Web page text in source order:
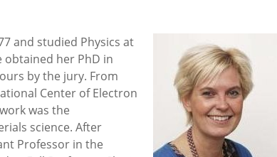
and studied Physics at
obtained her PhD in
by the jury. From
Center of Electron
was the
science. After
Professor in the